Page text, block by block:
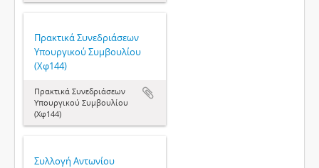
Πρακτικά Συνεδριάσεων
Υπουργικού Συμβουλίου
(Χφ144)
Πρακτικά Συνεδριάσεων
Υπουργικού Συμβουλίου
(Χφ144)
Συλλογή Αντωνίου